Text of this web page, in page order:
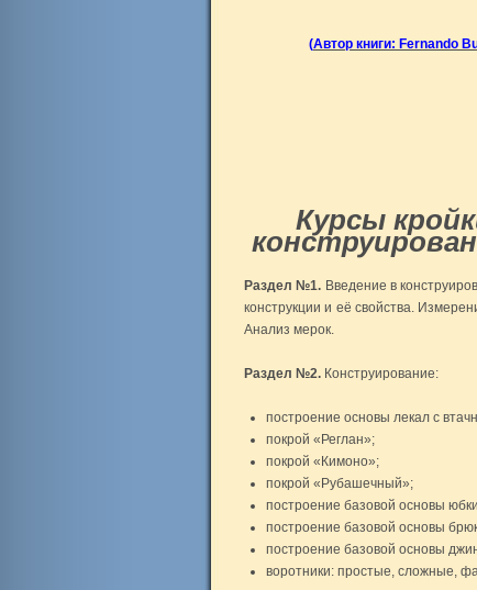
(Автор книги: Fernando
Курсы
Раздел №1. Введение в
конструкции и её свойства.
Анализ мерок.
Раздел №2. Конструирование:
построение основы лекал с
покрой «Реглан»;
покрой «Кимоно»;
покрой «Рубашечный»;
построение базовой основы
построение базовой основы
построение базовой основы
воротники: простые, сложные,